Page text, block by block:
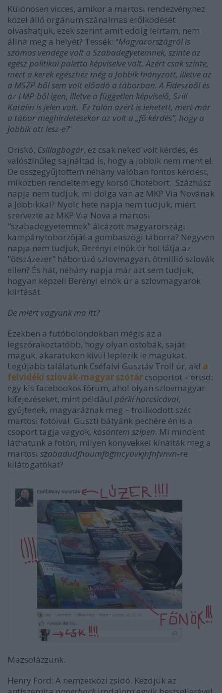
Különösen vicces, amikor a martosi rendezvényhez
közel álló orgánum szánalmas erőlködését
olvashatjuk, ezek szerint amit eddig leírtam, nem
állná meg a helyét? Tessék: “Magyarországról is
számos vendége volt a Szabadegyetemnek, szinte az
egész politikai paletta képviselve volt. Azért csak szinte,
mert a kerek egészhez még a Jobbik hiányzott, illetve az
a MSZP-ből sem volt előadó a táborban. A Fideszből és
az LMP-ből igen, illetve a független képviselő, Szili
Katalin is jelen volt. Ez talán azért is lehetett, mert már
a tábor meghirdetésekor az volt a „fő kérdés”, hogy a
Jobbik ott lesz-e?”
Oriskó, Csillagbogár, ez csak neked volt kérdés, és
valószínűleg sajnáltad is, hogy a Jobbik nem ment el.
De összegyűjtöttem néhány valóban fontos kérdést,
miközben rendeltem egy korsó Chotebort. Százhúsz
napja nem tudjuk, mi dolga van az MKP Via Novának
a Jobbikkal? Nyolc hete napja nem tudjuk, miért
szervezte az MKP Via Nova a martosi
"szabadegyetemnek" álcázott magyarországi
kampánytoborzóját a gombaszögi táborra? Negyven
napja nem tudjuk, Berényi elnök úr hol látja az
"ötszázezer" háborúzó szlovmagyart ötmillió szlovák
ellen? És hát, néhány napja már azt sem tudjuk,
hogyan képzeli Berényi elnök úr a szlovmagyarok
kiirtását.
De miért vagyunk ma itt?
Ezekben a futóbolondokban mégis az a
legszórakoztatóbb, hogy olyan ostobák, saját
maguk, akaratukon kívül leplezik le magukat.
Legújabb találatunk Cséfalvi Gusztáv Troll úr, aki a
felvidéki szlovák-magyar szótár csoportot – értsd:
egy kis facebookos fórum, ahol olyan szlovmagyar
kifejezéseket, mint például párki horcsicával,
gyűjtenek, magyaráznak meg – trollkodott szét
martosi fotóival. Guszti bátyánk pechére én is a
csoport tagja vagyok, kösöntem szípen. Mi mindent
láthatunk a fotón, milyen könyvekkel kínálták meg a
martosi szabadudfhaumfbgmcybvkjhfnfvnvn-re
kilátogatókat?
Mazsolázzunk.
Henry Ford: A nemzetközi zsidó. Kezdjük az